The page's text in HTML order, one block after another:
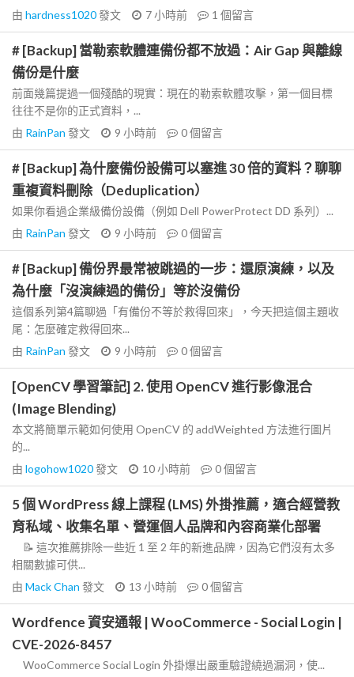
由 hardness1020發文 7 小時前 1 個留言
# [Backup] 當勒索軟體連備份都不放過：Air Gap 與離線
備份是什麼
前面幾篇提過一個殘酷的現實：現在的勒索軟體攻擊，第一個目標
往往不是你的正式資料，...
由 RainPan 發文 9 小時前 0個留言
# [Backup] 為什麼備份設備可以塞進 30 倍的資料？聊聊
重複資料刪除（Deduplication）
如果你看過企業級備份設備（例如 Dell PowerProtect DD 系列）...
由 RainPan 發文 9 小時前 0個留言
# [Backup] 備份界最常被跳過的一步：還原演練，以及
為什麼「沒演練過的備份」等於沒備份
這個系列第4篇聊過「有備份不等於救得回來」，今天把這個主題收
尾：怎麼確定救得回來...
由 RainPan 發文 9 小時前 0個留言
[OpenCV 學習筆記] 2. 使用 OpenCV 進行影像混合
(Image Blending)
本文將簡單示範如何使用 OpenCV 的 addWeighted 方法進行圖片
的...
由 logohow1020發文 10 小時前 0個留言
5 個 WordPress 線上課程 (LMS) 外掛推薦，適合經營教
育私域、收集名單、營運個人品牌和內容商業化部署
📝 這次推薦排除一些近 1 至 2 年的新進品牌，因為它們沒有太多
相關數據可供...
由 Mack Chan 發文 13 小時前 0個留言
Wordfence 資安通報 | WooCommerce - Social Login |
CVE-2026-8457
WooCommerce Social Login 外掛爆出嚴重驗證繞過漏洞，使...